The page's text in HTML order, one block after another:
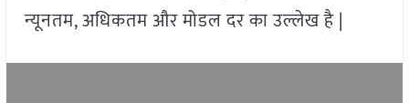
न्यूनतम, अधिकतम और मोडल दर का उल्लेख है |